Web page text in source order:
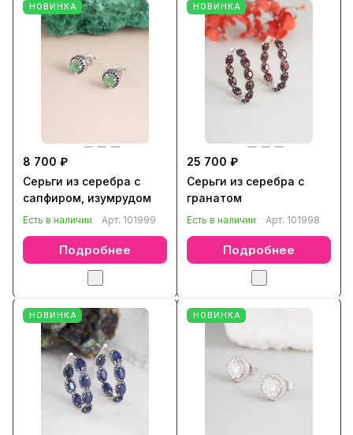
НОВИНКА
8 700 ₽
Серьги из серебра с
сапфиром, изумрудом
Есть в наличии Арт. 101999
Подробнее
НОВИНКА
25 700 ₽
Серьги из серебра с
гранатом
Есть в наличии Арт. 101998
Подробнее
НОВИНКА НОВИНКА